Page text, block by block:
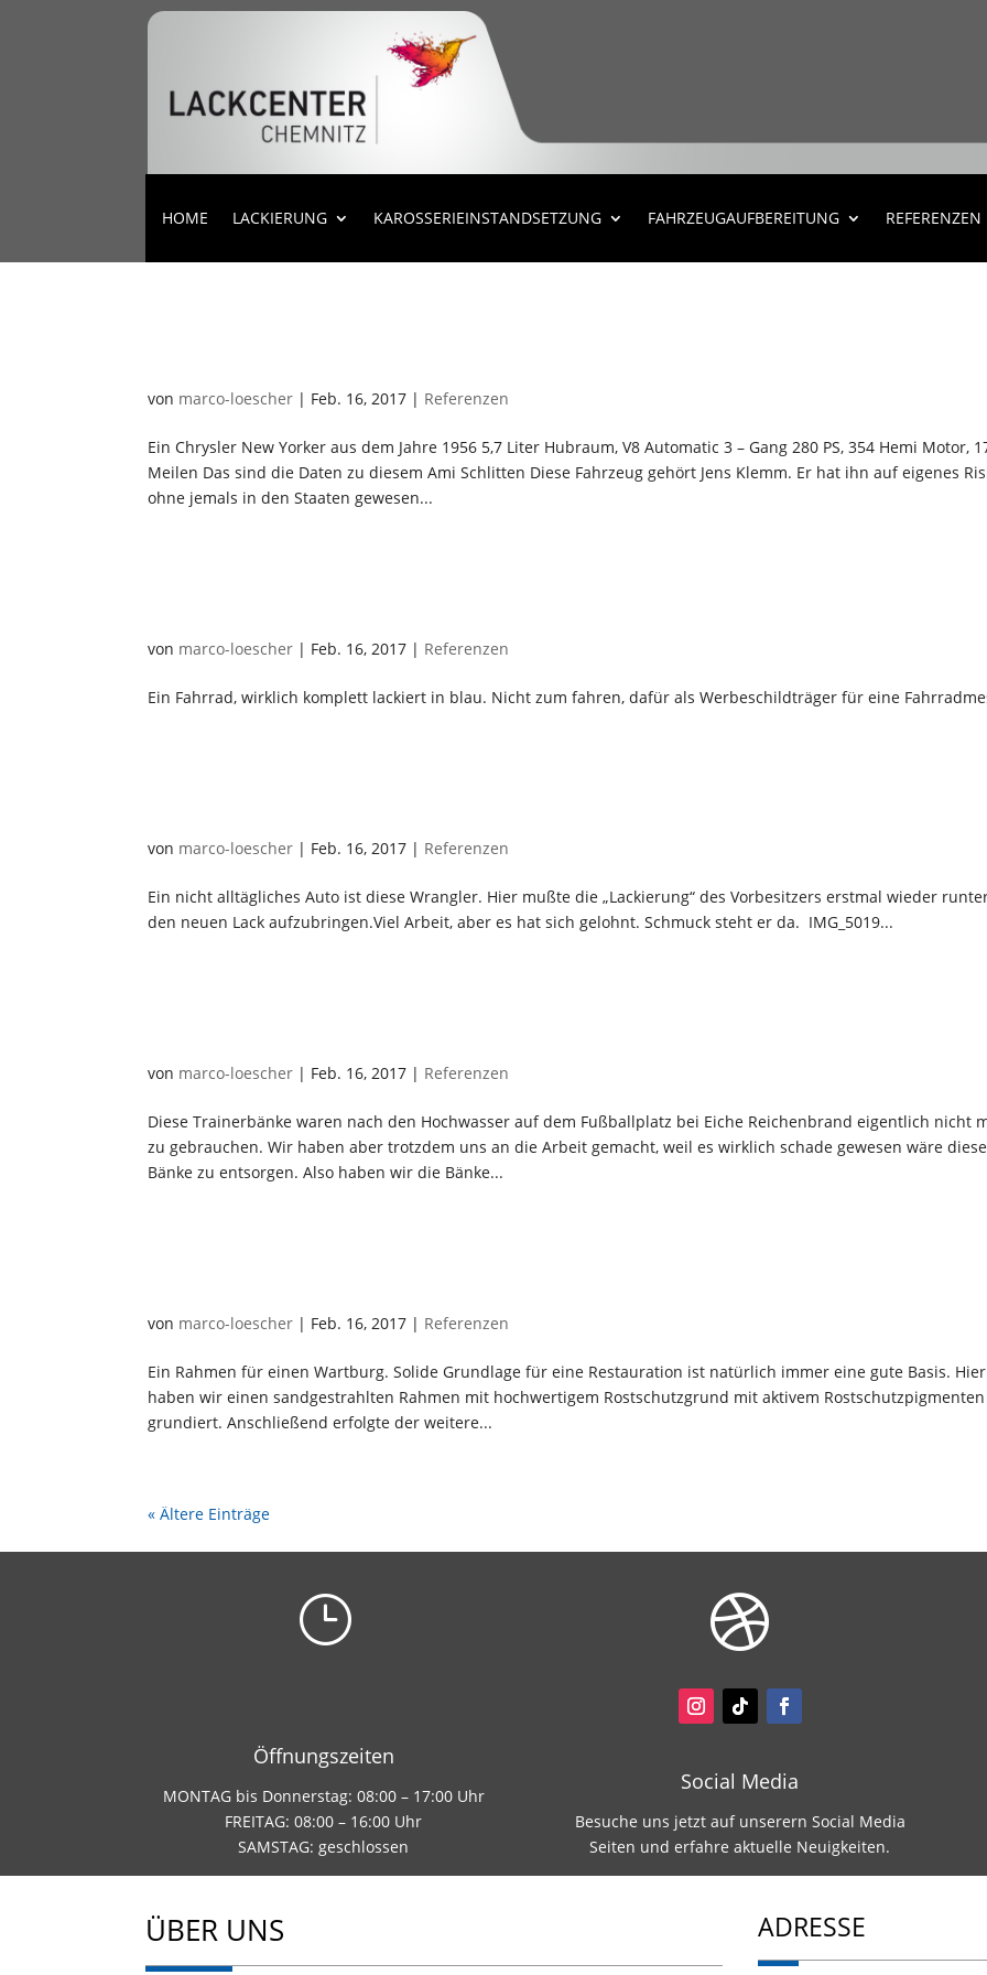
HOME LACKIERUNG KAROSSERIEINSTANDSETZUNG FAHRZEUGAUFBEREITUNG REFERENZEN
von marco-loescher | Feb. 16, 2017 | Referenzen
Ein Chrysler New Yorker aus dem Jahre 1956 5,7 Liter Hubraum, V8 Automatic 3 – Gang 280 PS, 354 Hemi Motor,
Meilen Das sind die Daten zu diesem Ami Schlitten Diese Fahrzeug gehört Jens Klemm. Er hat ihn auf eigenes
ohne jemals in den Staaten gewesen...
von marco-loescher | Feb. 16, 2017 | Referenzen
Ein Fahrrad, wirklich komplett lackiert in blau. Nicht zum fahren, dafür als Werbeschildträger für eine
von marco-loescher | Feb. 16, 2017 | Referenzen
Ein nicht alltägliches Auto ist diese Wrangler. Hier mußte die „Lackierung“ des Vorbesitzers erstmal wieder
den neuen Lack aufzubringen.Viel Arbeit, aber es hat sich gelohnt. Schmuck steht er da. IMG_5019...
von marco-loescher | Feb. 16, 2017 | Referenzen
Diese Trainerbänke waren nach den Hochwasser auf dem Fußballplatz bei Eiche Reichenbrand eigentlich nicht
zu gebrauchen. Wir haben aber trotzdem uns an die Arbeit gemacht, weil es wirklich schade gewesen wäre diese
Bänke zu entsorgen. Also haben wir die Bänke...
von marco-loescher | Feb. 16, 2017 | Referenzen
Ein Rahmen für einen Wartburg. Solide Grundlage für eine Restauration ist natürlich immer eine gute Basis. Hier
haben wir einen sandgestrahlten Rahmen mit hochwertigem Rostschutzgrund mit aktivem Rostschutzpigmenten
grundiert. Anschließend erfolgte der weitere...
« Ältere Einträge
}
Öffnungszeiten
MONTAG bis Donnerstag: 08:00 – 17:00 Uhr
FREITAG: 08:00 – 16:00 Uhr
SAMSTAG: geschlossen

Social Media
Besuche uns jetzt auf unserern Social Media
Seiten und erfahre aktuelle Neuigkeiten.
ÜBER UNS ADRESSE